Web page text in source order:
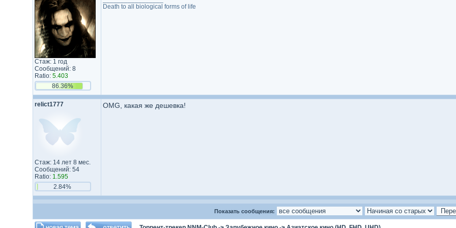
Стаж: 1 год
Сообщений: 8
Ratio: 5.403
86.36%
Death to all biological forms of life
relict1777
Стаж: 14 лет 8 мес.
Сообщений: 54
Ratio: 1.595
2.84%
OMG, какая же дешевка!
Показать сообщения: